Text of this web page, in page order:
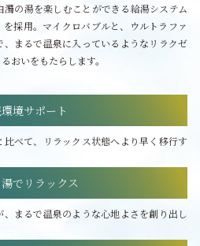
の湯を楽しむことができる給湯システム
を採用。マイクロバブルと、ウルトラファ
まるで温泉に入っているようなリラクゼ
おいをもたらします。
境サポート
べて、リラックス状態へより早く移行す
でリラックス
まるで温泉のような心地よさを創り出し